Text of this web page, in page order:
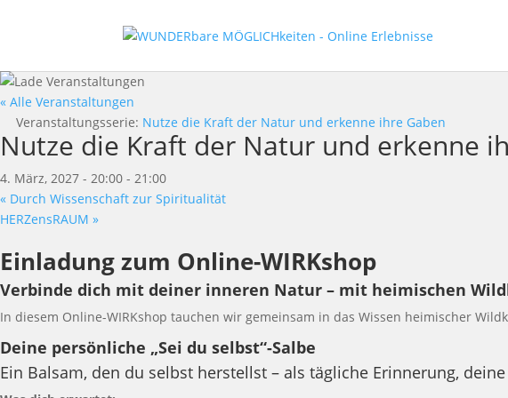
« Alle Veranstaltungen
Veranstaltungsserie: Nutze die Kraft der Natur und erkenne ihre Gaben
Nutze die Kraft der Natur und erkenne
4. März, 2027 - 20:00 - 21:00
« Durch Wissenschaft zur Spiritualität
HERZensRAUM »
Einladung zum Online-WIRKshop
Verbinde dich mit deiner inneren Natur – mit heimischen
In diesem Online-WIRKshop tauchen wir gemeinsam in das Wissen heimischer
Deine persönliche „Sei du selbst“-Salbe
Ein Balsam, den du selbst herstellst – als tägliche Erinnerung,